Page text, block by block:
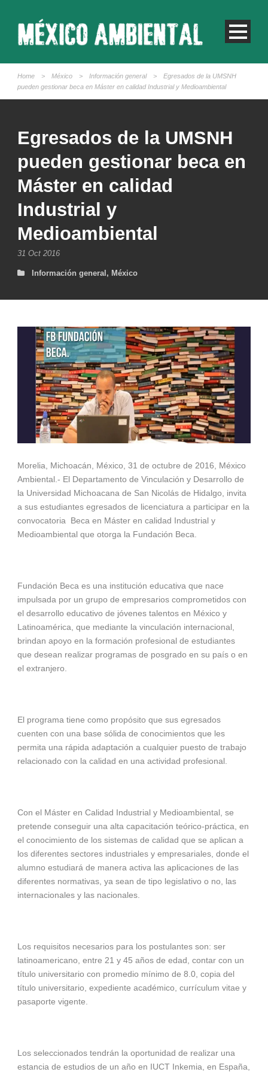
Home > México > Información general >
Egresados de la UMSNH
pueden gestionar beca en Máster en calidad Industrial y Medioambiental
Egresados de la UMSNH
pueden gestionar beca en
Máster en calidad
Industrial y
Medioambiental
31 Oct 2016
Información general , México
Morelia, Michoacán, México, 31 de octubre de 2016, México
Ambiental.- El Departamento de Vinculación y Desarrollo de
la Universidad Michoacana de San Nicolás de Hidalgo, invita
a sus estudiantes egresados de licenciatura a participar en la
convocatoria Beca en Máster en calidad Industrial y
Medioambiental que otorga la Fundación Beca.
Fundación Beca es una institución educativa que nace
impulsada por un grupo de empresarios comprometidos con
el desarrollo educativo de jóvenes talentos en México y
Latinoamérica, que mediante la vinculación internacional,
brindan apoyo en la formación profesional de estudiantes
que desean realizar programas de posgrado en su país o en
el extranjero.
El programa tiene como propósito que sus egresados
cuenten con una base sólida de conocimientos que les
permita una rápida adaptación a cualquier puesto de trabajo
relacionado con la calidad en una actividad profesional.
Con el Máster en Calidad Industrial y Medioambiental, se
pretende conseguir una alta capacitación teórico-práctica, en
el conocimiento de los sistemas de calidad que se aplican a
los diferentes sectores industriales y empresariales, donde el
alumno estudiará de manera activa las aplicaciones de las
diferentes normativas, ya sean de tipo legislativo o no, las
internacionales y las nacionales.
Los requisitos necesarios para los postulantes son: ser
latinoamericano, entre 21 y 45 años de edad, contar con un
título universitario con promedio mínimo de 8.0, copia del
título universitario, expediente académico, currículum vitae y
pasaporte vigente.
Los seleccionados tendrán la oportunidad de realizar una
estancia de estudios de un año en IUCT Inkemia, en España,